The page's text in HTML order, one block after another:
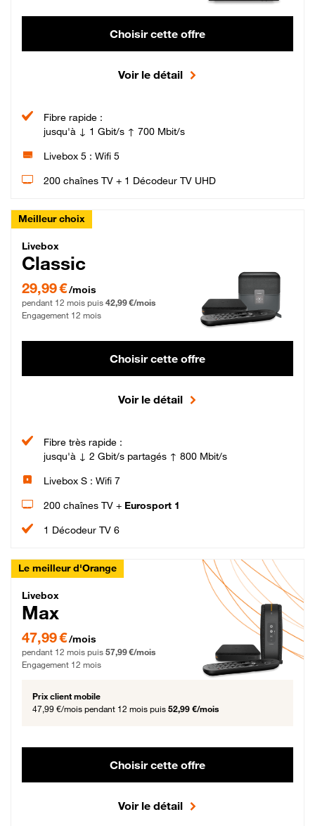
Choisir cette offre
Voir le détail
Fibre rapide :
jusqu'à ↓ 1 Gbit/s ↑ 700 Mbit/s
Livebox 5 : Wifi 5
200 chaînes TV + 1 Décodeur TV UHD
Meilleur choix
Livebox Classic Fibre
Livebox
Classic
29,99 € par mois pendant 12 mois puis 42,99 € par mois, Engagement 12 mois
29,99 €/mois
pendant 12 mois puis 42,99 €/mois
Engagement 12 mois
Choisir cette offre
Voir le détail
Fibre très rapide :
jusqu'à ↓ 2 Gbit/s partagés ↑ 800 Mbit/s
Livebox S : Wifi 7
200 chaînes TV + Eurosport 1
1 Décodeur TV 6
Le meilleur d'Orange
Livebox Max Fibre
Livebox
Max
47,99 € par mois pendant 12 mois puis 57,99 € par mois, Engagement 12 mois
47,99 €/mois
pendant 12 mois puis 57,99 €/mois
Engagement 12 mois
Prix client mobile
47,99 €/mois pendant 12 mois puis 52,99 €/mois
Choisir cette offre
Voir le détail